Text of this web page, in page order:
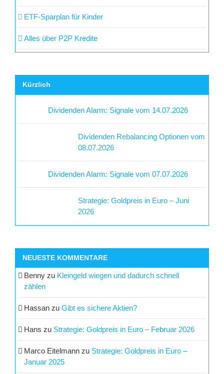
ETF-Sparplan für Kinder
Alles über P2P Kredite
Kürzlich
Dividenden Alarm: Signale vom 14.07.2026
Dividenden Rebalancing Optionen vom
08.07.2026
Dividenden Alarm: Signale vom 07.07.2026
Strategie: Goldpreis in Euro – Juni
2026
NEUESTE KOMMENTARE
Benny zu Kleingeld wiegen und dadurch schnell
zählen
Hassan zu Gibt es sichere Aktien?
Hans zu Strategie: Goldpreis in Euro – Februar 2026
Marco Eitelmann zu Strategie: Goldpreis in Euro –
Januar 2025